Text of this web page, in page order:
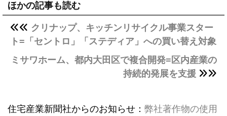
ほかの記事も読む
クリナップ、キッチンリサイクル事業スター
ト=「セントロ」「ステディア」への買い替え対象
ミサワホーム、都内大田区で複合開発=区内産業の
持続的発展を支援
住宅産業新聞社からのお知らせ： 弊社著作物の使用